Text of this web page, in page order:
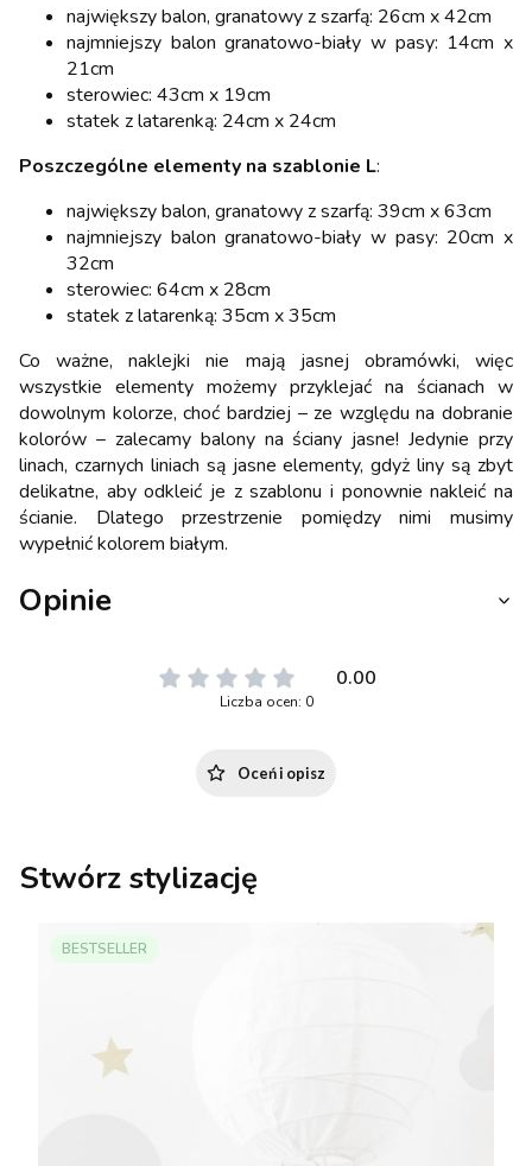
największy balon, granatowy z szarfą: 26cm x 42cm
najmniejszy balon granatowo-biały w pasy: 14cm x
21cm
sterowiec: 43cm x 19cm
statek z latarenką: 24cm x 24cm
Poszczególne elementy na szablonie L:
największy balon, granatowy z szarfą: 39cm x 63cm
najmniejszy balon granatowo-biały w pasy: 20cm x
32cm
sterowiec: 64cm x 28cm
statek z latarenką: 35cm x 35cm
Co ważne, naklejki nie mają jasnej obramówki, więc
wszystkie elementy możemy przyklejać na ścianach w
dowolnym kolorze, choć bardziej – ze względu na dobranie
kolorów – zalecamy balony na ściany jasne! Jedynie przy
linach, czarnych liniach są jasne elementy, gdyż liny są zbyt
delikatne, aby odkleić je z szablonu i ponownie nakleić na
ścianie. Dlatego przestrzenie pomiędzy nimi musimy
wypełnić kolorem białym.
Opinie
0.00
Liczba ocen: 0
Oceń i opisz
Stwórz stylizację
BESTSELLER